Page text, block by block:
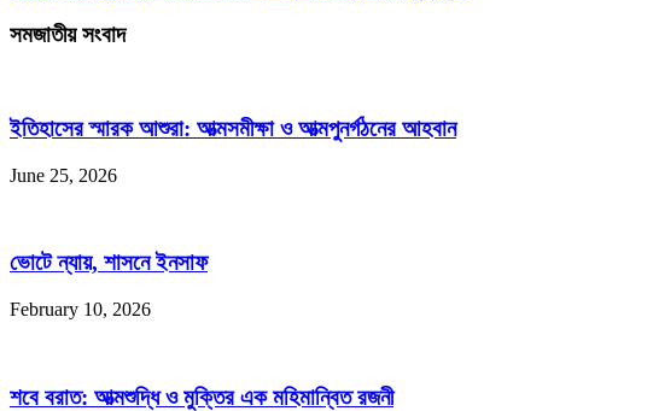
সমজাতীয় সংবাদ
ইতিহাসের স্মারক আশুরা: আত্মসমীক্ষা ও আত্মপুনর্গঠনের আহবান
June 25, 2026
ভোটে ন্যায়, শাসনে ইনসাফ
February 10, 2026
শবে বরাত: আত্মশুদ্ধি ও মুক্তির এক মহিমান্বিত রজনী